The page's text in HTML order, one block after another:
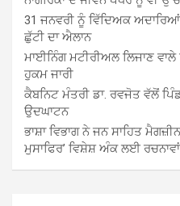
31 ਜਨਵਰੀ ਨੂੰ ਵਿੱਦਿਅਕ
ਛੁੱਟੀ ਦਾ ਐਲਾਨ
ਮਾਈਨਿੰਗ ਮਟੀਰੀਅਲ ਲਿਜਾਣ
ਹੁਕਮ ਜਾਰੀ
ਕੈਬਨਿਟ ਮੰਤਰੀ ਡਾ. ਰਵਜੋਤ ਵੱਲੋਂ
ਉਦਘਾਟਨ
ਭਾਸ਼ਾ ਵਿਭਾਗ ਨੇ ਜਨ ਸਾਹਿਤ
ਮੁਸਾਫਿਰ’ ਵਿਸ਼ੇਸ਼ ਅੰਕ ਲਈ